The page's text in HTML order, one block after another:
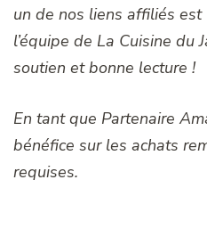
un de nos liens affiliés
l’équipe de La Cuisine du
soutien et bonne lecture !
En tant que Partenaire
bénéfice sur les achats
requises.